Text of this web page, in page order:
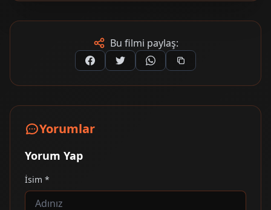
Bu filmi paylaş:
Yorumlar
Yorum Yap
İsim *